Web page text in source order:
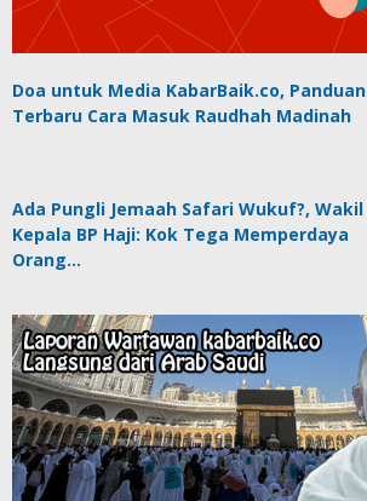
Doa untuk Media KabarBaik.co, Panduan
Terbaru Cara Masuk Raudhah Madinah
Ada Pungli Jemaah Safari Wukuf?, Wakil
Kepala BP Haji: Kok Tega Memperdaya
Orang…